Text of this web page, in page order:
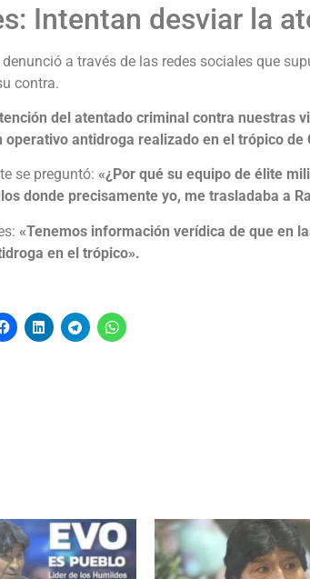
Intentan desviar la
denunció a través de las redes sociales que
contra.
del atentado criminal contra nuestras
operativo antidroga realizado en el trópico de
se preguntó: «¿Por qué su equipo de élite
donde precisamente yo, me trasladaba a
«Tenemos información verídica de que en
en el trópico».